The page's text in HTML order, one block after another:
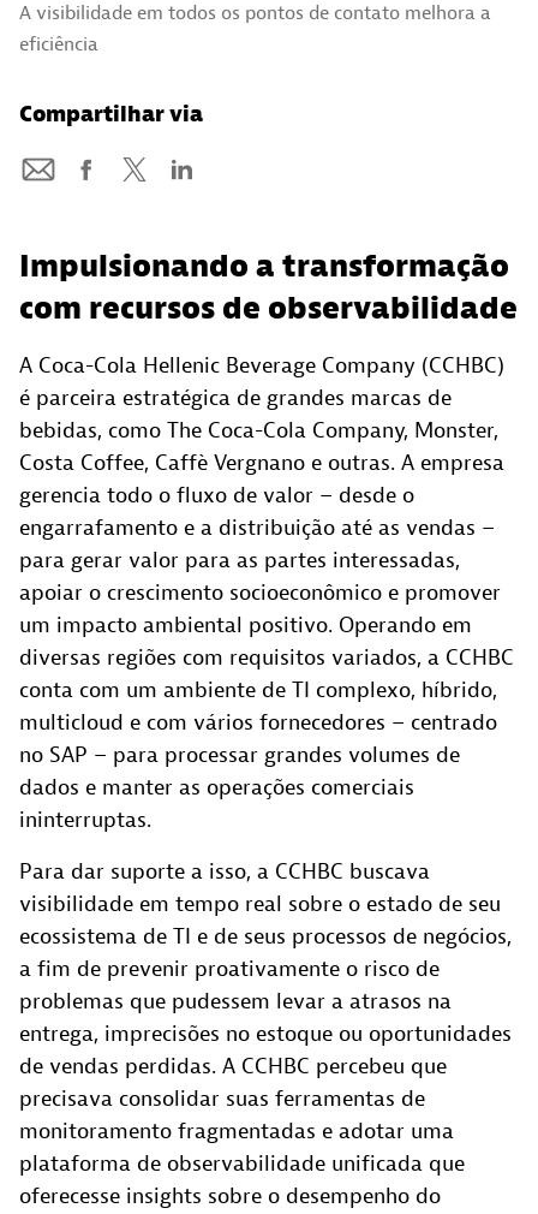
A visibilidade em todos os pontos de contato melhora a
eficiência
Compartilhar via
Impulsionando a transformação
com recursos de observabilidade
A Coca-Cola Hellenic Beverage Company (CCHBC)
é parceira estratégica de grandes marcas de
bebidas, como The Coca-Cola Company, Monster,
Costa Coffee, Caffè Vergnano e outras. A empresa
gerencia todo o fluxo de valor – desde o
engarrafamento e a distribuição até as vendas –
para gerar valor para as partes interessadas,
apoiar o crescimento socioeconômico e promover
um impacto ambiental positivo. Operando em
diversas regiões com requisitos variados, a CCHBC
conta com um ambiente de TI complexo, híbrido,
multicloud e com vários fornecedores – centrado
no SAP – para processar grandes volumes de
dados e manter as operações comerciais
ininterruptas.
Para dar suporte a isso, a CCHBC buscava
visibilidade em tempo real sobre o estado de seu
ecossistema de TI e de seus processos de negócios,
a fim de prevenir proativamente o risco de
problemas que pudessem levar a atrasos na
entrega, imprecisões no estoque ou oportunidades
de vendas perdidas. A CCHBC percebeu que
precisava consolidar suas ferramentas de
monitoramento fragmentadas e adotar uma
plataforma de observabilidade unificada que
oferecesse insights sobre o desempenho do